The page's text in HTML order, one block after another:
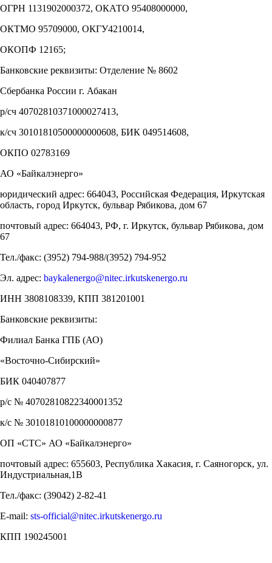
ОГРН 1131902000372, ОКАТО 95408000000,
ОКТМО 95709000, ОКГУ4210014,
ОКОПФ 12165;
Банковские реквизиты: Отделение № 8602
Сбербанка России г. Абакан
р/сч 40702810371000027413,
к/сч 30101810500000000608, БИК 049514608,
ОКПО 02783169
АО «Байкалэнерго»
юридический адрес: 664043, Российская Федерация, Иркутская
область, город Иркутск, бульвар Рябикова, дом 67
почтовый адрес: 664043, РФ, г. Иркутск, бульвар Рябикова, дом
67
Тел./факс: (3952) 794-988/(3952) 794-952
Эл. адрес: baykalenergo@nitec.irkutskenergo.ru
ИНН 3808108339, КПП 381201001
Банковские реквизиты:
Филиал Банка ГПБ (АО)
«Восточно-Сибирский»
БИК 040407877
р/с № 40702810822340001352
к/с № 30101810100000000877
ОП «СТС» АО «Байкалэнерго»
почтовый адрес: 655603, Республика Хакасия, г. Саяногорск, ул.
Индустриальная,1В
Тел./факс: (39042) 2-82-41
Е-mail: sts-official@nitec.irkutskenergo.ru
КПП 190245001